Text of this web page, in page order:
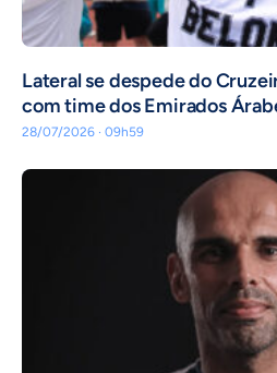
Lateral se despede do
com time dos Emirados
28/07/2026 · 09h59